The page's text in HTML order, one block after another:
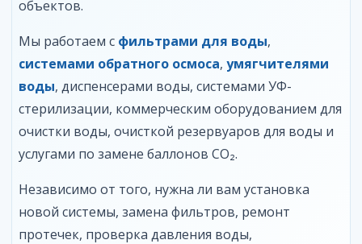
объектов.
Мы работаем с фильтрами для воды,
системами обратного осмоса, умягчителями
воды, диспенсерами воды, системами УФ-
стерилизации, коммерческим оборудованием для
очистки воды, очисткой резервуаров для воды и
услугами по замене баллонов CO₂.
Независимо от того, нужна ли вам установка
новой системы, замена фильтров, ремонт
протечек, проверка давления воды,